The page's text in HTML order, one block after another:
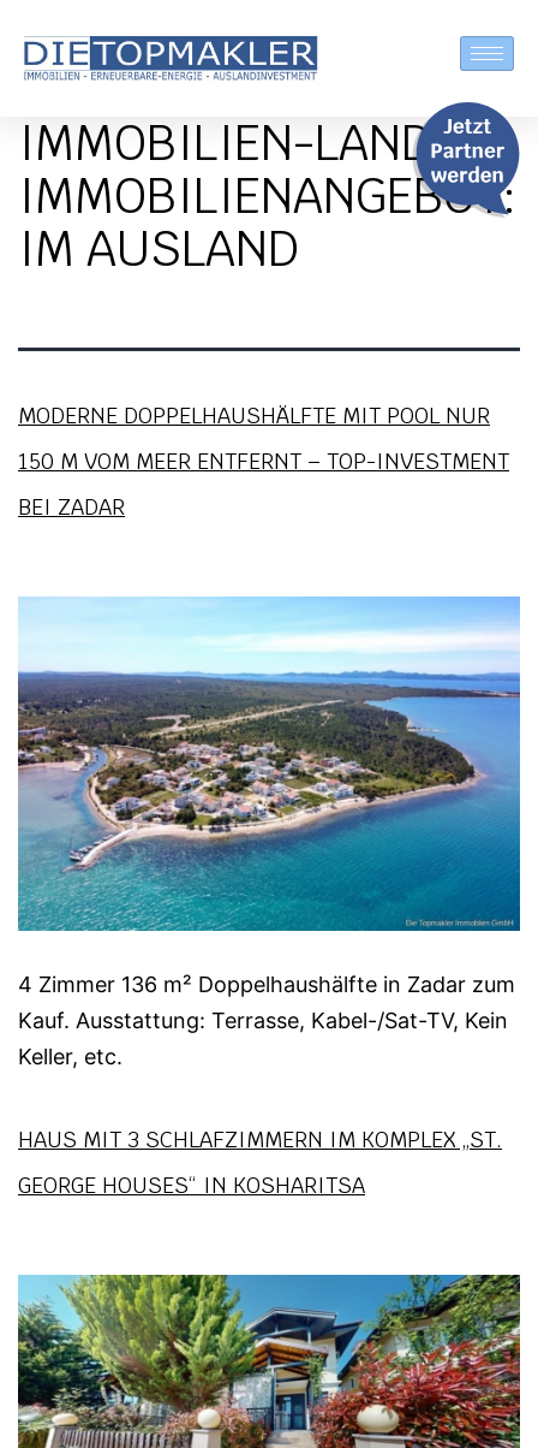
IMMOBILIEN-LAND:
IMMOBILIEN­ANGEBOT:
IM AUSLAND
MODERNE DOPPELHAUSHÄLFTE MIT POOL NUR
150 M VOM MEER ENTFERNT – TOP-INVESTMENT
BEI ZADAR
4 Zimmer 136 m² Doppelhaushälfte in Zadar zum
Kauf. Ausstattung: Terrasse, Kabel-/Sat-TV, Kein
Keller, etc.
HAUS MIT 3 SCHLAFZIMMERN IM KOMPLEX „ST.
GEORGE HOUSES“ IN KOSHARITSA